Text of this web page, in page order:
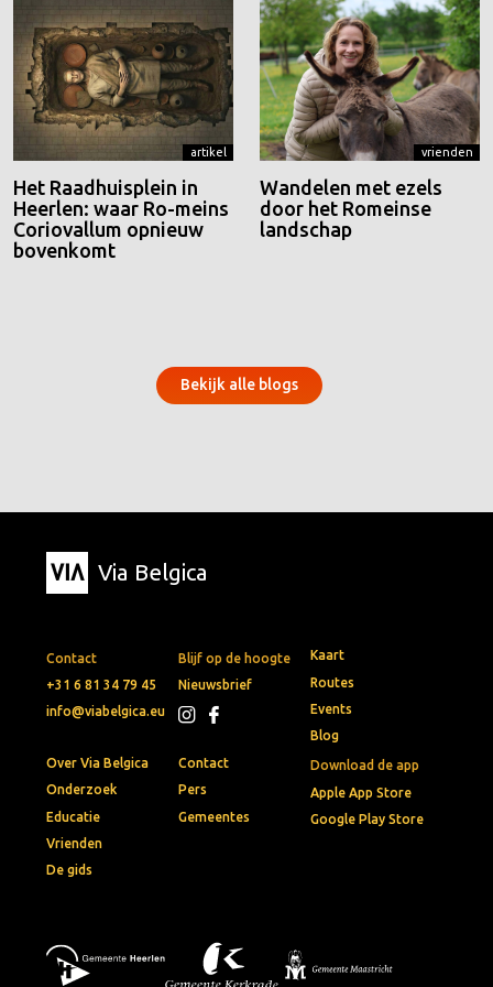
artikel
Het Raadhuisplein in
Heerlen: waar Ro-meins
Coriovallum opnieuw
bovenkomt
vrienden
Wandelen met ezels
door het Romeinse
landschap
Bekijk alle blogs
Via Belgica
Contact
+31 6 81 34 79 45
info@viabelgica.eu
Blijf op de hoogte
Nieuwsbrief
Download de app
Apple App Store
Google Play Store
Kaart
Routes
Events
Blog
Over Via Belgica
Onderzoek
Educatie
Vrienden
De gids
Contact
Pers
Gemeentes